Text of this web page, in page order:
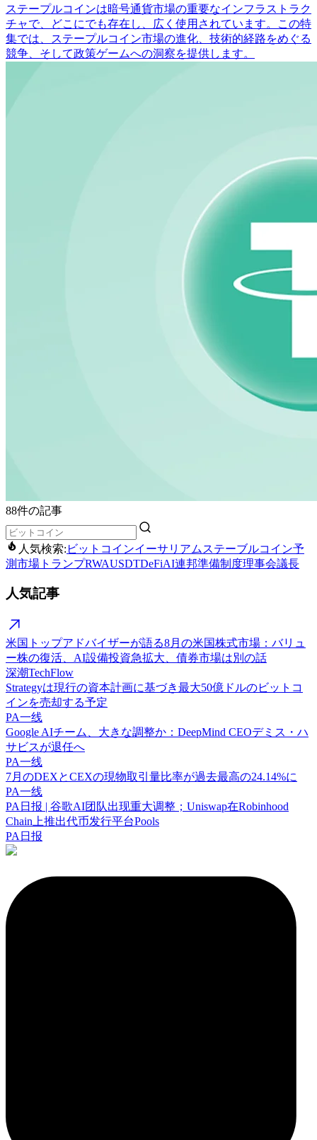
ステープルコインは暗号通貨市場の重要なインフラストラク
チャで、どこにでも存在し、広く使用されています。この特
集では、ステープルコイン市場の進化、技術的経路をめぐる
競争、そして政策ゲームへの洞察を提供します。
88件の記事
人気検索: ビットコインイーサリアム ステーブルコイン予
測市場 トランプRWAUSDTDeFiAI連邦準備制度理事会議長
人気記事
米国トップアドバイザーが語る8月の米国株式市場：バリュ
ー株の復活、AI設備投資急拡大、債券市場は別の話
深潮TechFlow
Strategyは現行の資本計画に基づき最大50億ドルのビットコ
インを売却する予定
PA一线
Google AIチーム、大きな調整か：DeepMind CEOデミス・ハ
サビスが退任へ
PA一线
7月のDEXとCEXの現物取引量比率が過去最高の24.14%に
PA一线
PA日报 | 谷歌AI团队出现重大调整；Uniswap在Robinhood
Chain上推出代币发行平台Pools
PA日报